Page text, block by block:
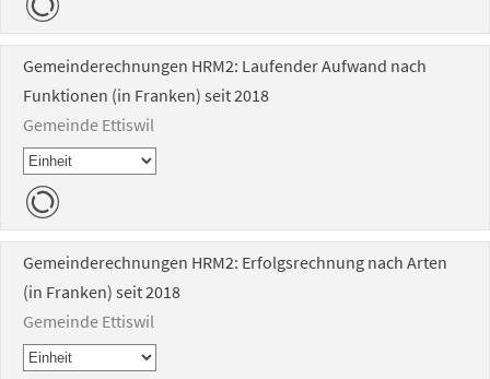
Gemeinderechnungen HRM2: Laufender Aufwand nach
Funktionen (in Franken) seit 2018
Gemeinde Ettiswil
Gemeinderechnungen HRM2: Erfolgsrechnung nach Arten
(in Franken) seit 2018
Gemeinde Ettiswil